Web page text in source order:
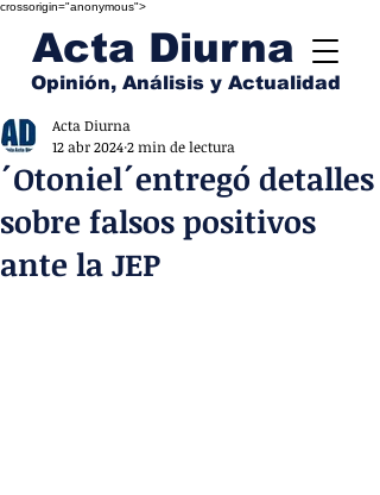
crossorigin="anonymous">
Acta Diurna
Opinión, Análisis y Actualidad
´Otoniel´entregó detalles
sobre falsos positivos
ante la JEP
Acta Diurna
12 abr 20242 min de lectura